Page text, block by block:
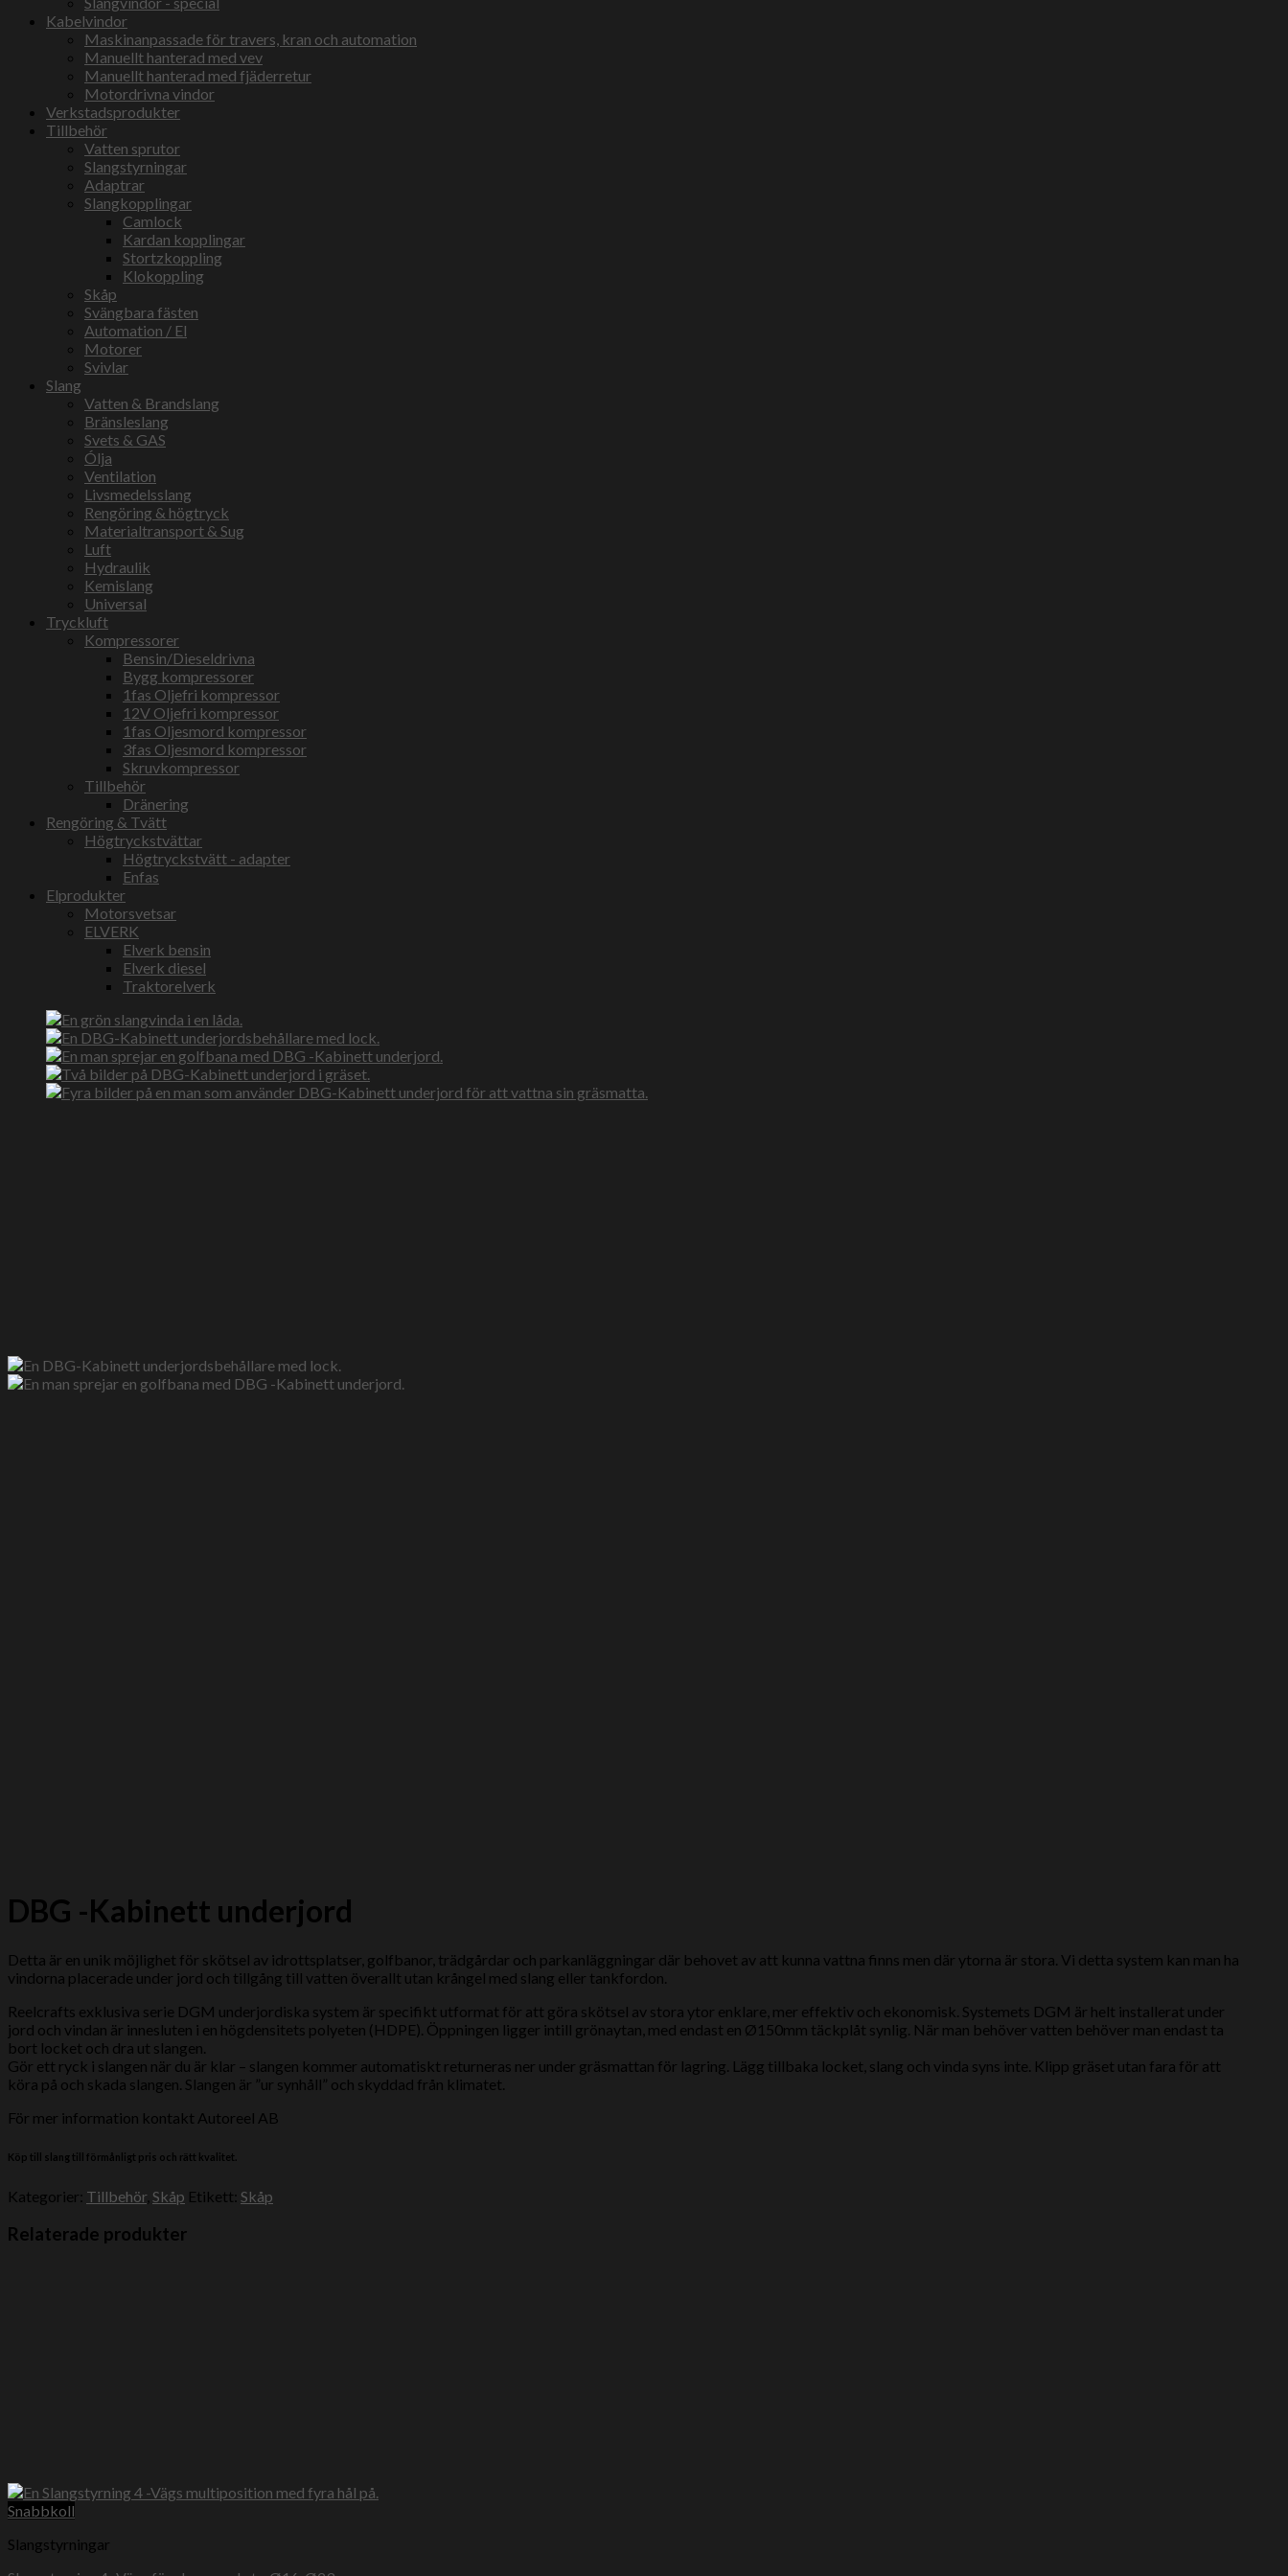
Kabelvindor
Maskinanpassade för travers, kran och automation
Manuellt hanterad med vev
Manuellt hanterad med fjäderretur
Motordrivna vindor
Verkstadsprodukter
Tillbehör
Vatten sprutor
Slangstyrningar
Adaptrar
Slangkopplingar
Camlock
Kardan kopplingar
Stortzkoppling
Klokoppling
Skåp
Svängbara fästen
Automation / El
Motorer
Svivlar
Slang
Vatten & Brandslang
Bränsleslang
Svets & GAS
Ólja
Ventilation
Livsmedelsslang
Rengöring & högtryck
Materialtransport & Sug
Luft
Hydraulik
Kemislang
Universal
Tryckluft
Kompressorer
Bensin/Dieseldrivna
Bygg kompressorer
1fas Oljefri kompressor
12V Oljefri kompressor
1fas Oljesmord kompressor
3fas Oljesmord kompressor
Skruvkompressor
Tillbehör
Dränering
Rengöring & Tvätt
Högtryckstvättar
Högtryckstvätt - adapter
Enfas
Elprodukter
Motorsvetsar
ELVERK
Elverk bensin
Elverk diesel
Traktorelverk
DBG -Kabinett underjord
Detta är en unik möjlighet för skötsel av idrottsplatser, golfbanor, trädgårdar och parkanläggningar där behovet av att kunna vattna finns men där ytorna är stora. Vi detta system kan man ha
vindorna placerade under jord och tillgång till vatten överallt utan krångel med slang eller tankfordon.
Reelcrafts exklusiva serie DGM underjordiska system är specifikt utformat för att göra skötsel av stora ytor enklare, mer effektiv och ekonomisk. Systemets DGM är helt installerat under
jord och vindan är innesluten i en högdensitets polyeten (HDPE). Öppningen ligger intill grönaytan, med endast en Ø150mm täckplåt synlig. När man behöver vatten behöver man endast ta
bort locket och dra ut slangen.
Gör ett ryck i slangen när du är klar – slangen kommer automatiskt returneras ner under gräsmattan för lagring. Lägg tillbaka locket, slang och vinda syns inte. Klipp gräset utan fara för att
köra på och skada slangen. Slangen är ”ur synhåll” och skyddad från klimatet.
För mer information kontakt Autoreel AB
Köp till slang till förmånligt pris och rätt kvalitet.
Kategorier: Tillbehör, Skåp Etikett: Skåp
Relaterade produkter
Snabbkoll
Slangstyrningar